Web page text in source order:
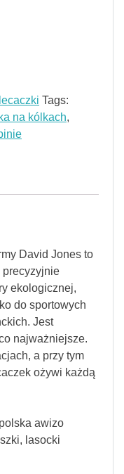
Tags:
na kólkach,
David Jones to
precyzyjnie
ekologicznej,
do sportowych
Jest
najważniejsze.
a przy tym
ożywi każdą
awizo
lasocki